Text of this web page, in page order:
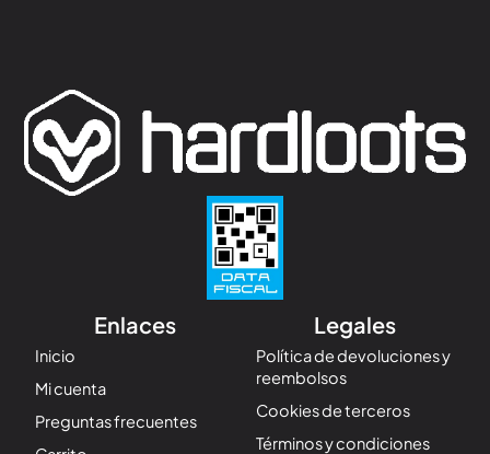
Enlaces
Inicio
Mi cuenta
Preguntas frecuentes
Legales
Política de devoluciones y
reembolsos
Cookies de terceros
Términos y condiciones